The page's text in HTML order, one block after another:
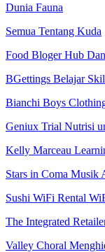
Dunia Fauna
Semua Tentang Kuda
Food Bloger Hub
BGettings Belajar
Bianchi Boys
Geniux Trial Nutrisi
Kelly Marceau
Stars in Coma Musik
Sushi WiFi Rental
The Integrated
Valley Choral